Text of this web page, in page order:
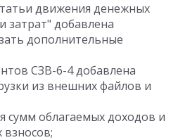
движения денежных
затрат" добавлена
дополнительные
СЗВ-6-4 добавлена
из внешних файлов и
сумм облагаемых доходов и
взносов;